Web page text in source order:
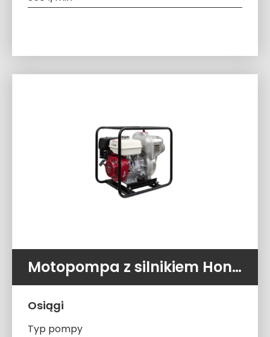
Motopompa z silnikiem Honda QP – 402S (1200 l/min 5,0 ATM)
Osiągi
Typ pompy